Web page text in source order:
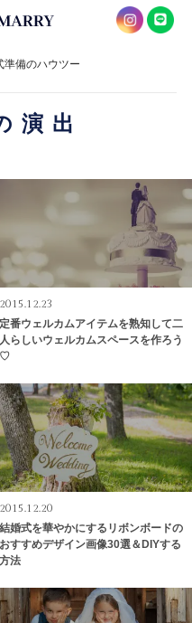
準備のハウツー
演出
2015.12.23
定番ウェルカムアイテムを熟知して二
人らしいウェルカムスペースを作ろう
♡
2015.12.20
結婚式を華やかにするリボンボードの
おすすめデザイン画像30選＆DIYする
方法